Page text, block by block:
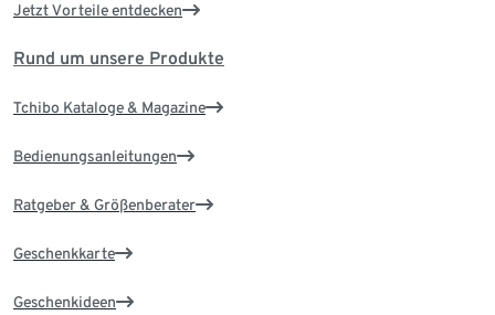
Jetzt Vorteile entdecken
Rund um unsere Produkte
Tchibo Kataloge & Magazine
Bedienungsanleitungen
Ratgeber & Größenberater
Geschenkkarte
Geschenkideen